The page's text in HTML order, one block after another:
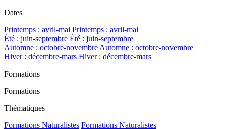
Dates
Printemps : avril-mai Printemps : avril-mai
Été : juin-septembre Été : juin-septembre
Automne : octobre-novembre Automne : octobre-novembre
Hiver : décembre-mars Hiver : décembre-mars
Formations
Formations
Thématiques
Formations Naturalistes Formations Naturalistes